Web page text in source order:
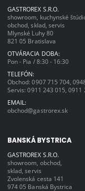
GASTROREX S.R.O.
showroom, kuchynské
obchod, sklad, servis
Mlynské Luhy 80
821 05 Bratislava
OTVÁRACIA DOBA:
Pon - Pia / 8:30 - 16:30
TELEFÓN:
Obchod:0907 715 704 ,
Servis:0911 243 015 ,0911
EMAIL:
obchod@gastrorex.sk
BANSKÁ BYSTRICA
GASTROREX S.R.O.
showroom, obchod,
sklad, servis
Zvolenská cesta 141
974 05 Banská Bystrica